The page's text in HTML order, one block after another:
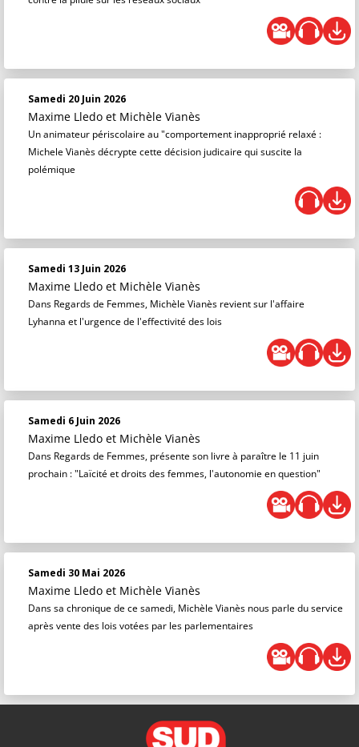
Samedi 20 Juin 2026
Maxime Lledo et Michèle Vianès
Un animateur périscolaire au "comportement inapproprié relaxé :
Michele Vianès décrypte cette décision judicaire qui suscite la
polémique
Samedi 13 Juin 2026
Maxime Lledo et Michèle Vianès
Dans Regards de Femmes, Michèle Vianès revient sur l'affaire
Lyhanna et l'urgence de l'effectivité des lois
Samedi 6 Juin 2026
Maxime Lledo et Michèle Vianès
Dans Regards de Femmes, présente son livre à paraître le 11 juin
prochain : "Laïcité et droits des femmes, l'autonomie en question"
Samedi 30 Mai 2026
Maxime Lledo et Michèle Vianès
Dans sa chronique de ce samedi, Michèle Vianès nous parle du service
après vente des lois votées par les parlementaires